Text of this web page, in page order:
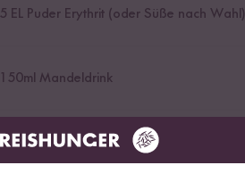
5 EL Puder Erythrit (oder Süße nach Wahl)
150ml Mandeldrink
2EL Kokosraspeln